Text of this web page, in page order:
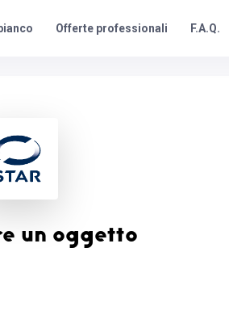
Offerte professionali F.A.Q.
un oggetto